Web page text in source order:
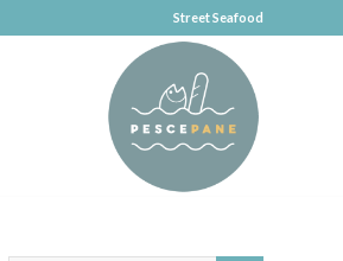
Street Seafood